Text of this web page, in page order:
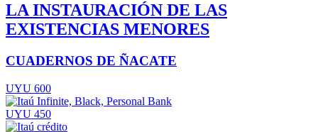
LA INSTAURACIÓN DE LAS
EXISTENCIAS MENORES
CUADERNOS DE ÑACATE
UYU 600
UYU 450